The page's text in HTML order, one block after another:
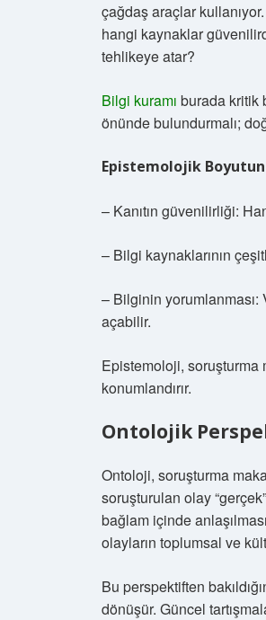
çağdaş araçlar
hangi kaynaklar
tehlikeye atar?
Bilgi kuramı burada kritik
önünde bulundurmalı;
Epistemolojik Boyutun
– Kanıtın güvenilirliği:
– Bilgi kaynaklarının
– Bilginin yorumlanması:
açabilir.
Epistemoloji, soruşturma
konumlandırır.
Ontolojik
Ontoloji, soruşturma
soruşturulan olay
bağlam içinde
olayların toplumsal ve
Bu perspektiften
dönüşür. Güncel